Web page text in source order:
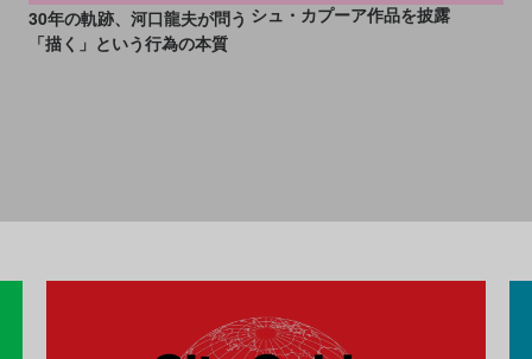
30年の軌跡、河口龍夫が問う
「描く」という行為の本質
シュ・カプーア作品を披露